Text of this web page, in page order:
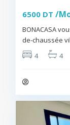
6500 DT /
BONACASA
de-chaussée
4
4